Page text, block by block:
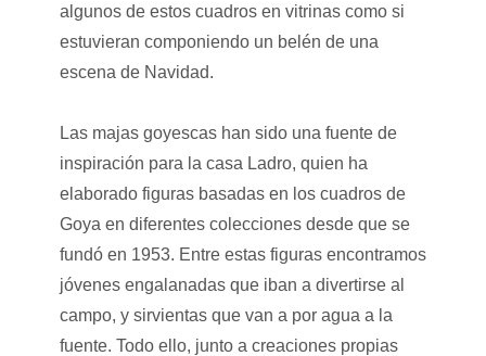
algunos de estos cuadros en vitrinas como si
estuvieran componiendo un belén de una
escena de Navidad.
Las majas goyescas han sido una fuente de
inspiración para la casa Ladro, quien ha
elaborado figuras basadas en los cuadros de
Goya en diferentes colecciones desde que se
fundó en 1953. Entre estas figuras encontramos
jóvenes engalanadas que iban a divertirse al
campo, y sirvientas que van a por agua a la
fuente. Todo ello, junto a creaciones propias